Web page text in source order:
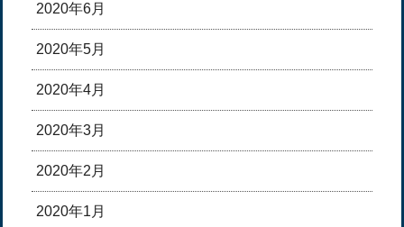
2020年6月
2020年5月
2020年4月
2020年3月
2020年2月
2020年1月